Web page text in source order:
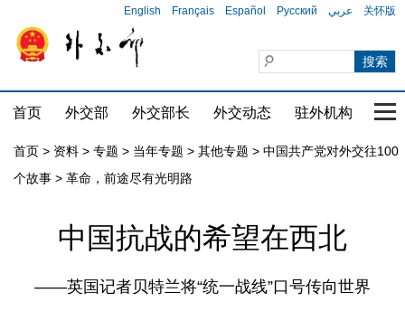
English Français Español Русский عربي 关怀版
首页 外交部 外交部长 外交动态 驻外机构 国
首页 > 资料 > 专题 > 当年专题 > 其他专题 > 中国共产党对外交往100
个故事 > 革命，前途尽有光明路
中国抗战的希望在西北
——英国记者贝特兰将“统一战线”口号传向世界